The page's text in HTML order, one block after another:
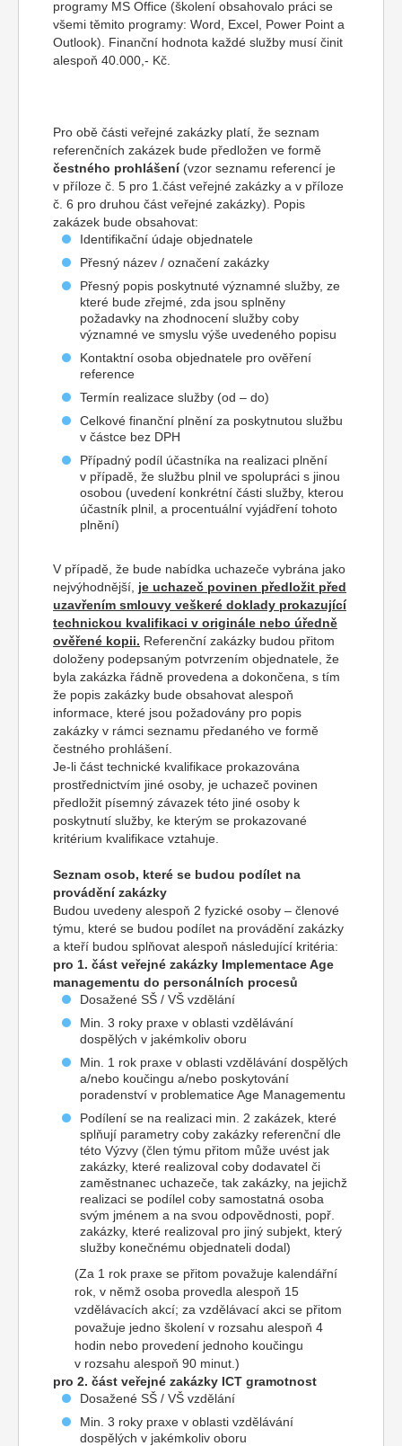
programy MS Office (školení obsahovalo práci se
všemi těmito programy: Word, Excel, Power Point a
Outlook). Finanční hodnota každé služby musí činit
alespoň 40.000,- Kč.
Pro obě části veřejné zakázky platí, že seznam
referenčních zakázek bude předložen ve formě
čestného prohlášení(vzor seznamu referencí je
v příloze č. 5 pro 1.část veřejné zakázky a v příloze
č. 6 pro druhou část veřejné zakázky). Popis
zakázek bude obsahovat:
Identifikační údaje objednatele
Přesný název / označení zakázky
Přesný popis poskytnuté významné služby, ze
které bude zřejmé, zda jsou splněny
požadavky na zhodnocení služby coby
významné ve smyslu výše uvedeného popisu
Kontaktní osoba objednatele pro ověření
reference
Termín realizace služby (od – do)
Celkové finanční plnění za poskytnutou službu
v částce bez DPH
Případný podíl účastníka na realizaci plnění
v případě, že službu plnil ve spolupráci s jinou
osobou (uvedení konkrétní části služby, kterou
účastník plnil, a procentuální vyjádření tohoto
plnění)
V případě, že bude nabídka uchazeče vybrána jako
nejvýhodnější, je uchazeč povinen předložit před
uzavřením smlouvy veškeré doklady prokazující
technickou kvalifikaci v originále nebo úředně
ověřené kopii. Referenční zakázky budou přitom
doloženy podepsaným potvrzením objednatele, že
byla zakázka řádně provedena a dokončena, s tím
že popis zakázky bude obsahovat alespoň
informace, které jsou požadovány pro popis
zakázky v rámci seznamu předaného ve formě
čestného prohlášení.
Je-li část technické kvalifikace prokazována
prostřednictvím jiné osoby, je uchazeč povinen
předložit písemný závazek této jiné osoby k
poskytnutí služby, ke kterým se prokazované
kritérium kvalifikace vztahuje.
Seznam osob, které se budou podílet na
provádění zakázky
Budou uvedeny alespoň 2 fyzické osoby – členové
týmu, které se budou podílet na provádění zakázky
a kteří budou splňovat alespoň následující kritéria:
pro 1. část veřejné zakázky Implementace Age
managementu do personálních procesů
Dosažené SŠ / VŠ vzdělání
Min. 3 roky praxe v oblasti vzdělávání
dospělých v jakémkoliv oboru
Min. 1 rok praxe v oblasti vzdělávání dospělých
a/nebo koučingu a/nebo poskytování
poradenství v problematice Age Managementu
Podílení se na realizaci min. 2 zakázek, které
splňují parametry coby zakázky referenční dle
této Výzvy (člen týmu přitom může uvést jak
zakázky, které realizoval coby dodavatel či
zaměstnanec uchazeče, tak zakázky, na jejichž
realizaci se podílel coby samostatná osoba
svým jménem a na svou odpovědnosti, popř.
zakázky, které realizoval pro jiný subjekt, který
služby konečnému objednateli dodal)
(Za 1 rok praxe se přitom považuje kalendářní
rok, v němž osoba provedla alespoň 15
vzdělávacích akcí; za vzdělávací akci se přitom
považuje jedno školení v rozsahu alespoň 4
hodin nebo provedení jednoho koučingu
v rozsahu alespoň 90 minut.)
pro 2. část veřejné zakázky ICT gramotnost
Dosažené SŠ / VŠ vzdělání
Min. 3 roky praxe v oblasti vzdělávání
dospělých v jakémkoliv oboru